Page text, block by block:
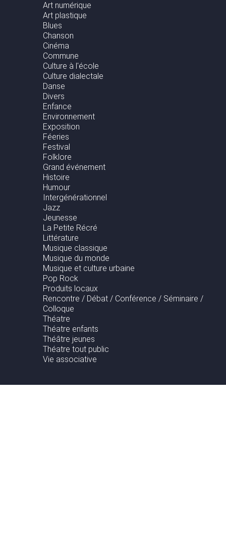
Art numérique
Art plastique
Blues
Chanson
Cinéma
Commune
Culture à l'école
Culture dialectale
Danse
Divers
Enfance
Environnement
Exposition
Féeries
Festival
Folklore
Grand événement
Histoire
Humour
Intergénérationnel
Jazz
Jeunesse
La Petite Récré
Littérature
Musique classique
Musique du monde
Musique et culture urbaine
Pop Rock
Produits locaux
Rencontre / Débat / Conférence / Séminaire /
Colloque
Théatre
Théatre enfants
Théâtre jeunes
Théatre tout public
Vie associative